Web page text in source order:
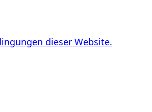
dieser Website.